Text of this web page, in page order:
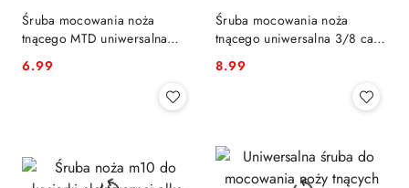
Śruba mocowania noża
tnącego MTD uniwersalna
Cena:
6.99
Śruba mocowania noża
tnącego uniwersalna 3/8 cala
Cena:
8.99